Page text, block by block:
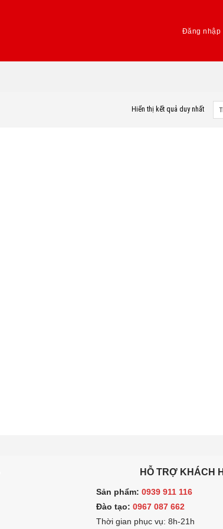
Đăng nhập
Hiển thị kết quả duy nhất
HỖ TRỢ KHÁCH
Sản phẩm: 0939 911 116
Đào tạo: 0967 087 662
Thời gian phục vụ: 8h-21h